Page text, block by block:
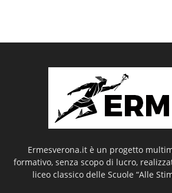
Ermesverona.it è un progetto
formativo, senza scopo di lucro,
liceo classico delle Scuole “Alle